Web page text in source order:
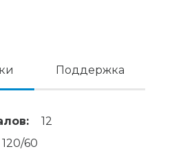
Поддержка
12
120/60